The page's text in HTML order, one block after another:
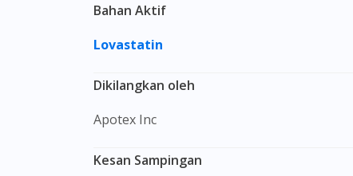
Bahan Aktif
Lovastatin
Dikilangkan oleh
Apotex Inc
Kesan Sampingan